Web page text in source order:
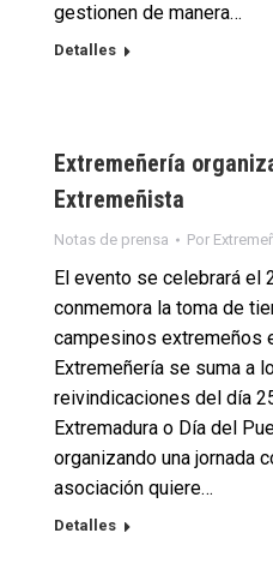
gestionen de manera…
Detalles
Extremeñería
Extremeñista
Notas de prensa Por
El evento se celebrará el
conmemora la toma de
campesinos extremeños
Extremeñería se suma a
reivindicaciones del día
Extremadura o Día del
organizando una jornada
asociación quiere…
Detalles